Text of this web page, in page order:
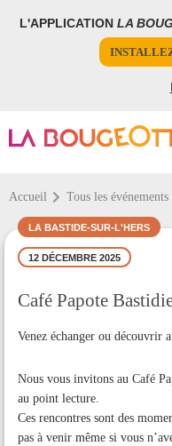
L'APPLICATION LA
Accueil Tous les événements
LA BASTIDE-SUR-L'HERS
12 DÉCEMBRE 2025
Café Papote
Venez échanger ou découvrir
Nous vous invitons au Café
au point lecture.
Ces rencontres sont des
pas à venir même si vous
Votre inscription à